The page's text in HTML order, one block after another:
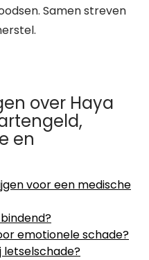
Samen streven
over Haya
en
voor een medische
emotionele schade?
letselschade?